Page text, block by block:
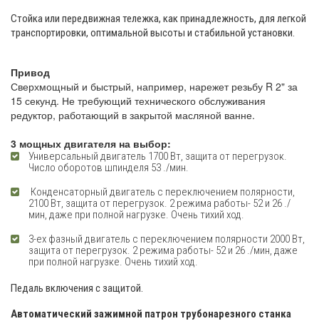
Стойка или передвижная тележка, как принадлежность, для легкой
транспортировки, оптимальной высоты и стабильной установки.
Привод
Сверхмощный и быстрый, например, нарежет резьбу R 2" за
15 секунд. Не требующий технического обслуживания
редуктор, работающий в закрытой масляной ванне.
3 мощных двигателя на выбор:
Универсальный двигатель 1700 Вт, защита от перегрузок.
Число оборотов шпинделя 53 ./мин.
Конденсаторный двигатель с переключением полярности,
2100 Вт, защита от перегрузок. 2 режима работы- 52 и 26 ./
мин, даже при полной нагрузке. Очень тихий ход.
3-ех фазный двигатель с переключением полярности 2000 Вт,
защита от перегрузок. 2 режима работы- 52 и 26 ./мин, даже
при полной нагрузке. Очень тихий ход.
Педаль включения с защитой.
Автоматический зажимной патрон трубонарезного станка